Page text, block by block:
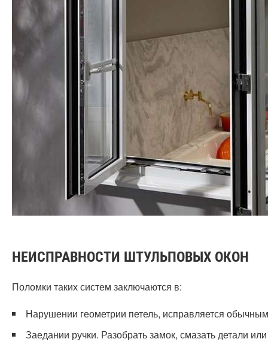
НЕИСПРАВНОСТИ ШТУЛЬПОВЫХ ОКОН
Поломки таких систем заключаются в:
Нарушении геометрии петель, исправляется
Заедании ручки. Разобрать замок, смазать детали